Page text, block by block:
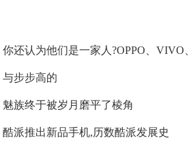
你还认为他们是一家人?OPPO、VIVO
与步步高的
魅族终于被岁月磨平了棱角
酷派推出新品手机,历数酷派发展史